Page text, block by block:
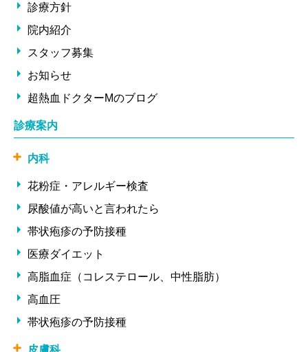
診療方針
院内紹介
スタッフ募集
お知らせ
超熱血ドクターMのブログ
診療案内
内科
花粉症・アレルギー検査
尿酸値が高いと言われたら
帯状疱疹の予防接種
医療ダイエット
高脂血症（コレステロール、中性脂肪）
高血圧
帯状疱疹の予防接種
皮膚科